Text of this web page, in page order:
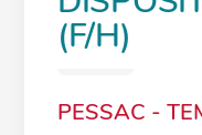
(F/H)
PESSAC -